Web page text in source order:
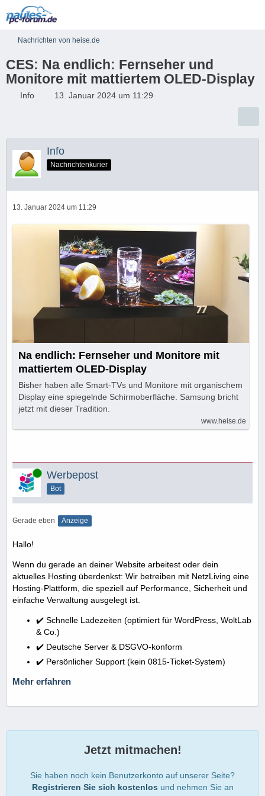
Nachrichten von heise.de
CES: Na endlich: Fernseher und
Monitore mit mattiertem OLED-Display
Info 13. Januar 2024 um 11:29
Info
Nachrichtenkurier
13. Januar 2024 um 11:29
Na endlich: Fernseher und Monitore mit
mattiertem OLED-Display
Bisher haben alle Smart-TVs und Monitore mit organischem
Display eine spiegelnde Schirmoberfläche. Samsung bricht
jetzt mit dieser Tradition.
www.heise.de
Online Werbepost
Bot
Gerade eben Anzeige
Hallo!
Wenn du gerade an deiner Website arbeitest oder dein
aktuelles Hosting überdenkst: Wir betreiben mit NetzLiving eine
Hosting-Plattform, die speziell auf Performance, Sicherheit und
einfache Verwaltung ausgelegt ist.
✔️ Schnelle Ladezeiten (optimiert für WordPress, WoltLab
& Co.)
✔️ Deutsche Server & DSGVO-konform
✔️ Persönlicher Support (kein 0815-Ticket-System)
Mehr erfahren
Jetzt mitmachen!
Sie haben noch kein Benutzerkonto auf unserer Seite?
Registrieren Sie sich kostenlos und nehmen Sie an